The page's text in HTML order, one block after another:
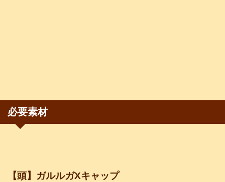
必要素材
【頭】ガルルガXキャップ